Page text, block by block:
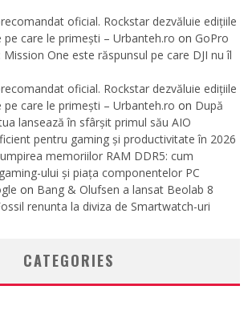
oficial. Rockstar dezvăluie edițiile
pe care le primești – Urbanteh.ro on GoPro
One este răspunsul pe care DJI nu îl
oficial. Rockstar dezvăluie edițiile
pe care le primești – Urbanteh.ro on După
lansează în sfârșit primul său AIO
pentru gaming și productivitate în 2026
memoriilor RAM DDR5: cum
ului și piața componentelor PC
on Bang & Olufsen a lansat Beolab 8
renunta la diviza de Smartwatch-uri
CATEGORIES